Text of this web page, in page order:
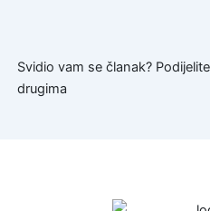
Svidio vam se članak?
drugima